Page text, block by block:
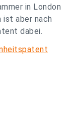
in London
ist aber nach
dabei.